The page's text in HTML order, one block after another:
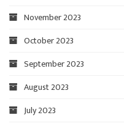
November 2023
October 2023
September 2023
August 2023
July 2023